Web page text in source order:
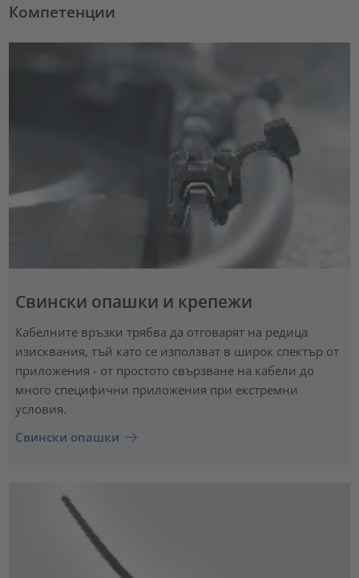
Компетенции
Свински опашки и крепежи
Кабелните връзки трябва да отговарят на редица
изисквания, тъй като се използват в широк спектър от
приложения - от простото свързване на кабели до
много специфични приложения при екстремни
условия.
Свински опашки